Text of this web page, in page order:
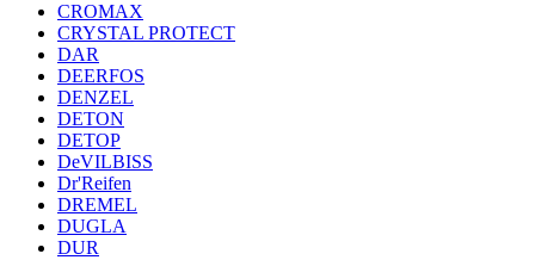
CROMAX
CRYSTAL PROTECT
DAR
DEERFOS
DENZEL
DETON
DETOP
DeVILBISS
Dr'Reifen
DREMEL
DUGLA
DUR